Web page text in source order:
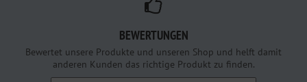
BEWERTUNGEN
Bewertet unsere Produkte und unseren Shop und helft damit
anderen Kunden das richtige Produkt zu finden.